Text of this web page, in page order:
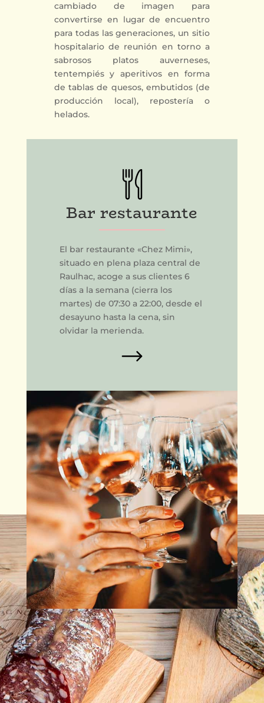
cambiado de imagen para
convertirse en lugar de encuentro
para todas las generaciones, un sitio
hospitalario de reunión en torno a
sabrosos platos auverneses,
tentempiés y aperitivos en forma
de tablas de quesos, embutidos (de
producción local), repostería o
helados.
Bar restaurante
El bar restaurante «Chez Mimi»,
situado en plena plaza central de
Raulhac, acoge a sus clientes 6
días a la semana (cierra los
martes) de 07:30 a 22:00, desde el
desayuno hasta la cena, sin
olvidar la merienda.